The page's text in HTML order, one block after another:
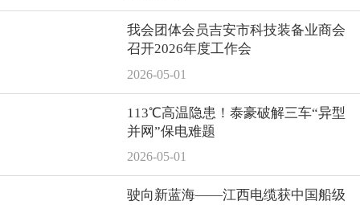
我会团体会员吉安市科技装备业商会
召开2026年度工作会
2026-05-01
113℃高温隐患！泰豪破解三车“异型
并网”保电难题
2026-05-01
驶向新蓝海——江西电缆获中国船级